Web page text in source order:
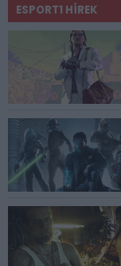
ESPORT1 HÍREK